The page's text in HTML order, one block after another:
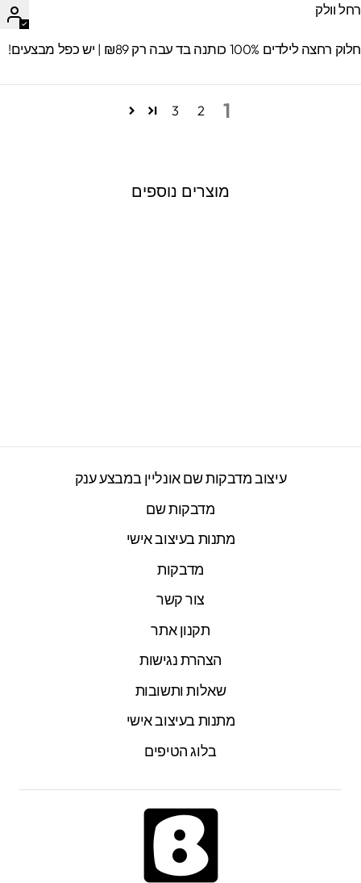
וולק
רחצה לילדים 100% כותנה בד עבה רק ₪89 | יש כפל מבצעים!
1
2
3
מוצרים נוספים
עיצוב מדבקות שם אונליין במבצע ענק
מדבקות שם
מתנות בעיצוב אישי
מדבקות
צור קשר
תקנון אתר
הצהרת נגישות
שאלות ותשובות
מתנות בעיצוב אישי
בלוג הטיפים